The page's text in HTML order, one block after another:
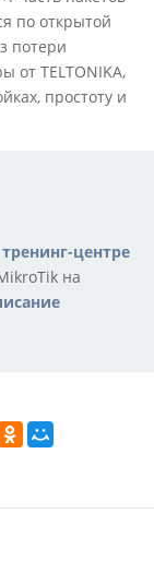
по открытой
потери
от TELTONIKA,
простоту и
центре
на